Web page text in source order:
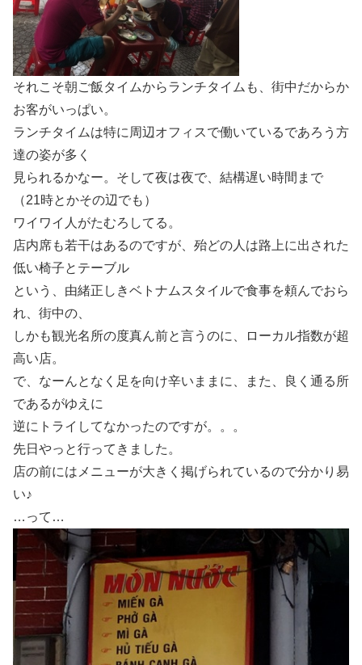
それこそ朝ご飯タイムからランチタイムも、街中だからか
お客がいっぱい。
ランチタイムは特に周辺オフィスで働いているであろう方
達の姿が多く
見られるかなー。そして夜は夜で、結構遅い時間まで
（21時とかその辺でも）
ワイワイ人がたむろしてる。
店内席も若干はあるのですが、殆どの人は路上に出された
低い椅子とテーブル
という、由緒正しきベトナムスタイルで食事を頼んでおら
れ、街中の、
しかも観光名所の度真ん前と言うのに、ローカル指数が超
高い店。
で、なーんとなく足を向け辛いままに、また、良く通る所
であるがゆえに
逆にトライしてなかったのですが。。。
先日やっと行ってきました。
店の前にはメニューが大きく掲げられているので分かり易
い♪
…って…